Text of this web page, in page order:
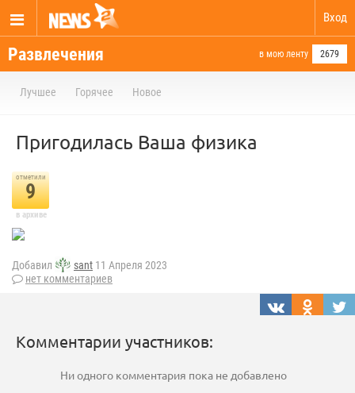
Вход
Развлечения в мою ленту 2679
Лучшее Горячее Новое
Пригодилась Ваша физика
отметили
9
в архиве
Добавил sant 11 Апреля 2023
нет комментариев
Комментарии участников:
Ни одного комментария пока не добавлено